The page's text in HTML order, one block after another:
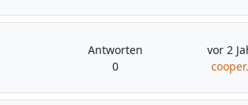
Antworten
0
vor 2